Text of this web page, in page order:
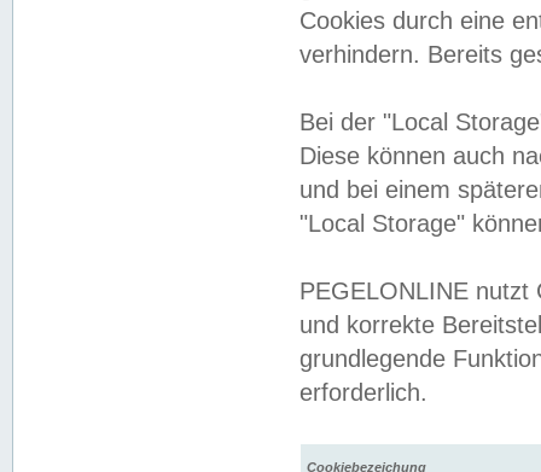
Cookies durch eine
verhindern. Bereits
Bei der "Local
Diese können auch
und bei einem
"Local Storage"
PEGELONLINE nutzt
und korrekte
grundlegende
erforderlich.
Cookiebezeichung